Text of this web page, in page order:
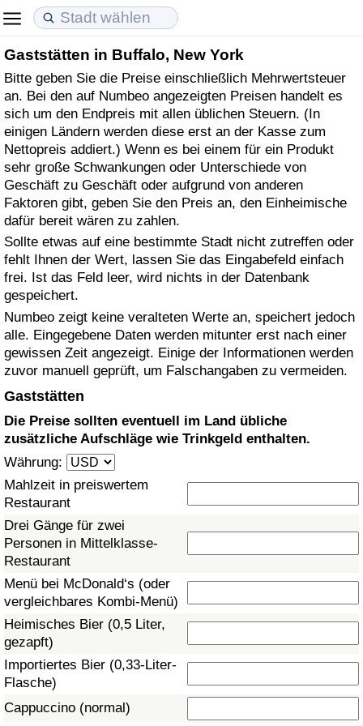
Gaststätten in Buffalo, New York
Bitte geben Sie die Preise einschließlich Mehrwertsteuer
an. Bei den auf Numbeo angezeigten Preisen handelt es
sich um den Endpreis mit allen üblichen Steuern. (In
einigen Ländern werden diese erst an der Kasse zum
Nettopreis addiert.) Wenn es bei einem für ein Produkt
sehr große Schwankungen oder Unterschiede von
Geschäft zu Geschäft oder aufgrund von anderen
Faktoren gibt, geben Sie den Preis an, den Einheimische
dafür bereit wären zu zahlen.
Sollte etwas auf eine bestimmte Stadt nicht zutreffen oder
fehlt Ihnen der Wert, lassen Sie das Eingabefeld einfach
frei. Ist das Feld leer, wird nichts in der Datenbank
gespeichert.
Numbeo zeigt keine veralteten Werte an, speichert jedoch
alle. Eingegebene Daten werden mitunter erst nach einer
gewissen Zeit angezeigt. Einige der Informationen werden
zuvor manuell geprüft, um Falschangaben zu vermeiden.
Gaststätten
Die Preise sollten eventuell im Land übliche
zusätzliche Aufschläge wie Trinkgeld enthalten.
Währung:
Mahlzeit in preiswertem
Restaurant
Drei Gänge für zwei
Personen in Mittelklasse-
Restaurant
Menü bei McDonald‘s (oder
vergleichbares Kombi-Menü)
Heimisches Bier (0,5 Liter,
gezapft)
Importiertes Bier (0,33-Liter-
Flasche)
Cappuccino (normal)
Lebenshaltungskosten
Lebenshaltungskosten-Index (aktuell)
Lebenshaltungskosten-Index
Lebenshaltungskosten-Index nach Land
in Akaba
Immobilienpreise
Immobilienpreis-Index (aktuell)
Immobilienpreis-Index
Immobilienpreis-Index nach Land
Lebensqualität
Lebensqualität-Index
Lebensqualität-Index (aktuell)
Lebensqualitätsindex nach Land
Kriminalität
Kriminalitäts-Index (aktuell)
Kriminalitäts-Index
Kriminalitätsindex nach Land
Gesundheitsversorgung
Gesundheitsversorgungs-Index (aktuell)
Gesundheitsversorgungs-Index
Umweltverschmutzung
Umweltverschmutzungs-Index (aktuell)
Verschmutzungsindex
Umweltverschmutzungs-Index nach Land